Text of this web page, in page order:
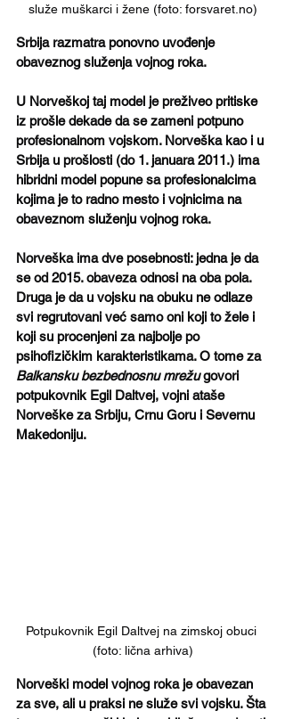
služe muškarci i žene (foto: forsvaret.no)
Srbija razmatra ponovno uvođenje
obaveznog služenja vojnog roka.
U Norveškoj taj model je preživeo pritiske
iz prošle dekade da se zameni potpuno
profesionalnom vojskom. Norveška kao i u
Srbija u prošlosti (do 1. januara 2011.) ima
hibridni model popune sa profesionalcima
kojima je to radno mesto i vojnicima na
obaveznom služenju vojnog roka.
Norveška ima dve posebnosti: jedna je da
se od 2015. obaveza odnosi na oba pola.
Druga je da u vojsku na obuku ne odlaze
svi regrutovani već samo oni koji to žele i
koji su procenjeni za najbolje po
psihofizičkim karakteristikama. O tome za
Balkansku bezbednosnu mrežu govori
potpukovnik Egil Daltvej, vojni ataše
Norveške za Srbiju, Crnu Goru i Severnu
Makedoniju.
Potpukovnik Egil Daltvej na zimskoj obuci
(foto: lična arhiva)
Norveški model vojnog roka je obavezan
za sve, ali u praksi ne služe svi vojsku. Šta